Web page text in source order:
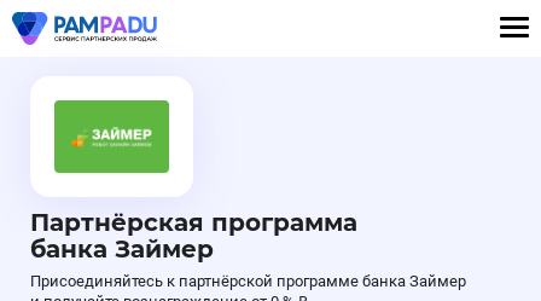
Партнёрская программа
банка Займер
Присоединяйтесь к партнёрской программе банка Займер